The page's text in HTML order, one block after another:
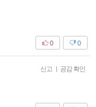
0
0
신고 | 공감 확인